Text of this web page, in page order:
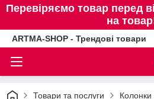
Перевіряємо товар перед
на
ARTMA-SHOP - Трендові товари
Товари та послуги Колонки